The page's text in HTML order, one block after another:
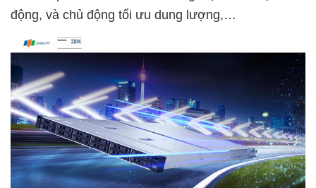
động, và chủ động tối ưu dung lượng,…